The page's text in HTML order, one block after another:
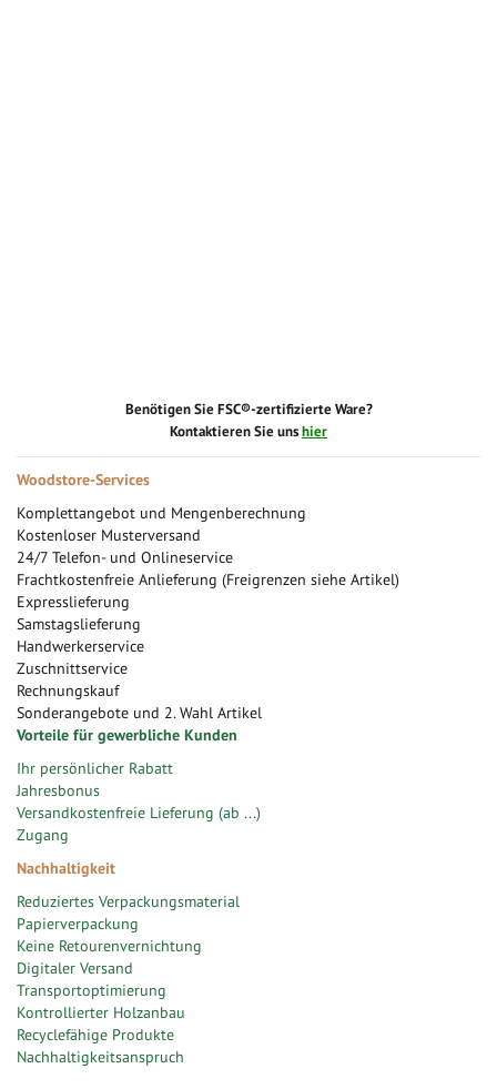
Benötigen Sie FSC®-zertifizierte Ware?
Kontaktieren Sie unshier
Woodstore-Services
Komplettangebot und Mengenberechnung
Kostenloser Musterversand
24/7 Telefon- und Onlineservice
Frachtkostenfreie Anlieferung (Freigrenzen siehe Artikel)
Expresslieferung
Samstagslieferung
Handwerkerservice
Zuschnittservice
Rechnungskauf
Sonderangebote und 2. Wahl Artikel
Vorteile für gewerbliche Kunden
Ihr persönlicher Rabatt
Jahresbonus
Versandkostenfreie Lieferung (ab ...)
Zugang
Nachhaltigkeit
Reduziertes Verpackungsmaterial
Papierverpackung
Keine Retourenvernichtung
Digitaler Versand
Transportoptimierung
Kontrollierter Holzanbau
Recyclefähige Produkte
Nachhaltigkeitsanspruch